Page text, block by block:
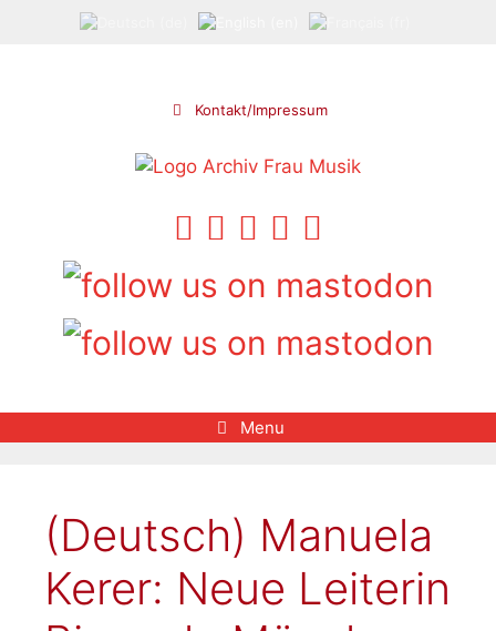
Kontakt/Impressum
Menu
(Deutsch) Manuela
Kerer: Neue Leiterin